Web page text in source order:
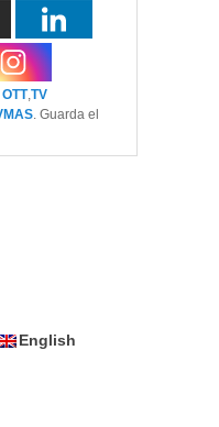
OTT,TV
. Guarda el
English